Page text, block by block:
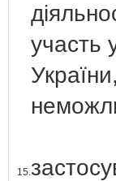
участь
15.